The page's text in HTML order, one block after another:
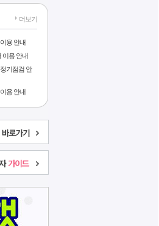
더보기
용 안내
이용 안내
기점검 안
용 안내